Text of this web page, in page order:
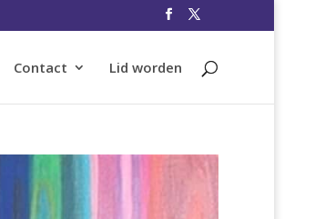
Contact Lid worden